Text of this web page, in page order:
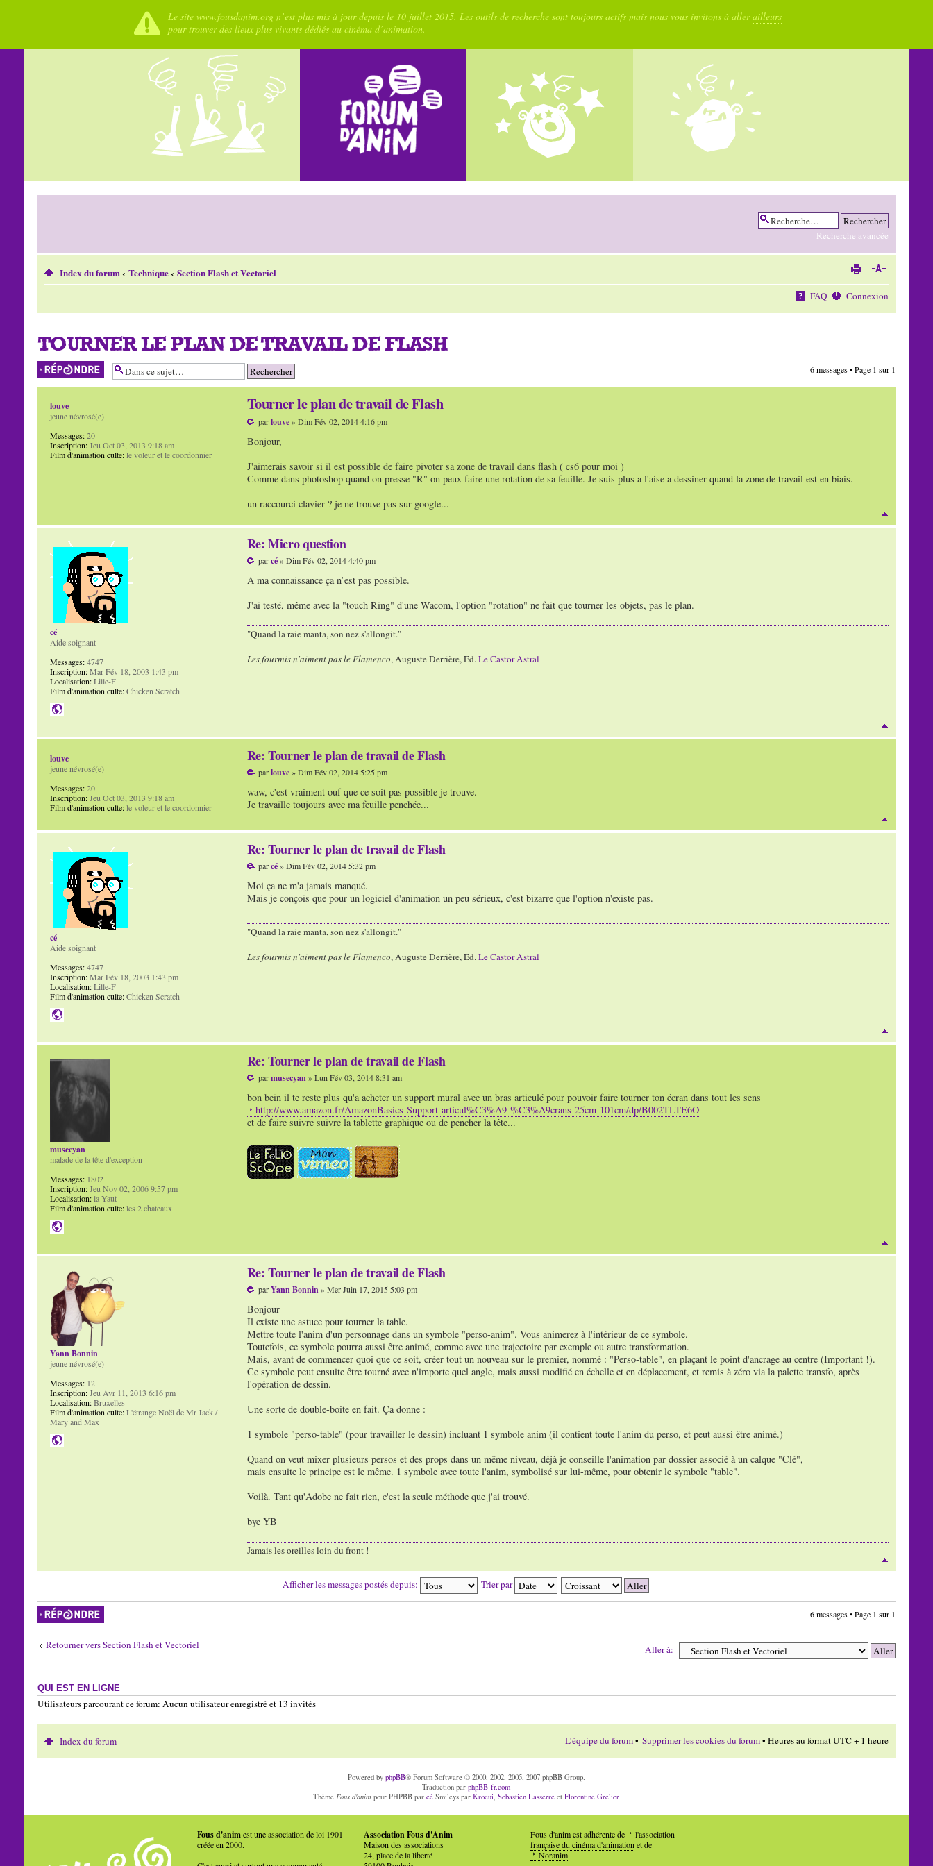
Le site www.fousdanim.org n’est plus mis à jour depuis le 10 juillet 2015. Les outils de recherche sont toujours actifs mais nous vous invitons à allerailleurs
pour trouver des lieux plus vivants dédiés au cinéma d’animation.
Recherche avancée
Index du forum‹ Technique‹ Section Flash et Vectoriel
FAQ Connexion
TOURNER LE PLAN DE TRAVAIL DE FLASH
Répondre 6 messages • Page 1 sur 1
Tourner le plan de travail de Flash
parlouve» Dim Fév 02, 2014 4:16 pm
Bonjour,
J'aimerais savoir si il est possible de faire pivoter sa zone de travail dans flash ( cs6 pour moi )
Comme dans photoshop quand on presse "R" on peux faire une rotation de sa feuille. Je suis plus a l'aise a dessiner quand la zone de travail est en biais.
un raccourci clavier ? je ne trouve pas sur google...
louve
jeune névrosé(e)
Messages:20
Inscription:Jeu Oct 03, 2013 9:18 am
Film d'animation culte:le voleur et le coordonnier
Re: Micro question
parcé» Dim Fév 02, 2014 4:40 pm
A ma connaissance ça n’est pas possible.
J'ai testé, même avec la "touch Ring" d'une Wacom, l'option "rotation" ne fait que tourner les objets, pas le plan.
"Quand la raie manta, son nez s'allongit."
Les fourmis n'aiment pas le Flamenco, Auguste Derrière, Ed.Le Castor Astral
cé
Aide soignant
Messages:4747
Inscription:Mar Fév 18, 2003 1:43 pm
Localisation:Lille-F
Film d'animation culte:Chicken Scratch
Re: Tourner le plan de travail de Flash
parlouve» Dim Fév 02, 2014 5:25 pm
waw, c'est vraiment ouf que ce soit pas possible je trouve.
Je travaille toujours avec ma feuille penchée...
louve
jeune névrosé(e)
Messages:20
Inscription:Jeu Oct 03, 2013 9:18 am
Film d'animation culte:le voleur et le coordonnier
Re: Tourner le plan de travail de Flash
parcé» Dim Fév 02, 2014 5:32 pm
Moi ça ne m'a jamais manqué.
Mais je conçois que pour un logiciel d'animation un peu sérieux, c'est bizarre que l'option n'existe pas.
"Quand la raie manta, son nez s'allongit."
Les fourmis n'aiment pas le Flamenco, Auguste Derrière, Ed.Le Castor Astral
cé
Aide soignant
Messages:4747
Inscription:Mar Fév 18, 2003 1:43 pm
Localisation:Lille-F
Film d'animation culte:Chicken Scratch
Re: Tourner le plan de travail de Flash
parmusecyan » Lun Fév 03, 2014 8:31 am
bon bein il te reste plus qu'a acheter un support mural avec un bras articulé pour pouvoir faire tourner ton écran dans tout les sens
http://www.amazon.fr/AmazonBasics-Support-articul%C3%A9-%C3%A9crans-25cm-101cm/dp/B002TLTE6O
et de faire suivre suivre la tablette graphique ou de pencher la tête...
musecyan
malade de la tête d'exception
Messages:1802
Inscription:Jeu Nov 02, 2006 9:57 pm
Localisation:la Yaut
Film d'animation culte:les 2 chateaux
Re: Tourner le plan de travail de Flash
parYann Bonnin » Mer Juin 17, 2015 5:03 pm
Bonjour
Il existe une astuce pour tourner la table.
Mettre toute l'anim d'un personnage dans un symbole "perso-anim". Vous animerez à l'intérieur de ce symbole.
Toutefois, ce symbole pourra aussi être animé, comme avec une trajectoire par exemple ou autre transformation.
Mais, avant de commencer quoi que ce soit, créer tout un nouveau sur le premier, nommé : "Perso-table", en plaçant le point d'ancrage au centre (Important !).
Ce symbole peut ensuite être tourné avec n'importe quel angle, mais aussi modifié en échelle et en déplacement, et remis à zéro via la palette transfo, après
l'opération de dessin.
Une sorte de double-boite en fait. Ça donne :
1 symbole "perso-table" (pour travailler le dessin) incluant 1 symbole anim (il contient toute l'anim du perso, et peut aussi être animé.)
Quand on veut mixer plusieurs persos et des props dans un même niveau, déjà je conseille l'animation par dossier associé à un calque "Clé",
mais ensuite le principe est le même. 1 symbole avec toute l'anim, symbolisé sur lui-même, pour obtenir le symbole "table".
Voilà. Tant qu'Adobe ne fait rien, c'est la seule méthode que j'ai trouvé.
bye YB
Jamais les oreilles loin du front !
Yann Bonnin
jeune névrosé(e)
Messages:12
Inscription:Jeu Avr 11, 2013 6:16 pm
Localisation:Bruxelles
Film d'animation culte:L'étrange Noël de Mr Jack /
Mary and Max
Afficher les messages postés depuis: Trier par
Répondre 6 messages • Page 1 sur 1
Retourner vers Section Flash et Vectoriel Aller à:
QUI EST EN LIGNE
Utilisateurs parcourant ce forum: Aucun utilisateur enregistré et 13 invités
Index du forum L’équipe du forum• Supprimer les cookies du forum• Heures au format UTC + 1 heure
Powered by phpBB® Forum Software © 2000, 2002, 2005, 2007 phpBB Group.
Traduction parphpBB-fr.com
ThèmeFous d'anim pour PHPBB parcé Smileys parKrocui,Sebastien Lasserre etFlorentine Grelier
Fous d'animest une association de loi 1901
créée en 2000.
Association Fous d'Anim
Maison des associations
24, place de la liberté
Fous d'anim est adhérente de
l'association
française du cinéma d'animation et de
Noranim